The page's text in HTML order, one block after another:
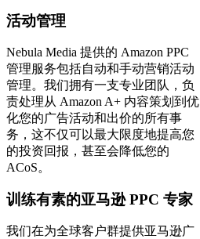
活动管理
Nebula Media 提供的 Amazon PPC
管理服务包括自动和手动营销活动
管理。我们拥有一支专业团队，负
责处理从 Amazon A+ 内容策划到优
化您的广告活动和出价的所有事
务，这不仅可以最大限度地提高您
的投资回报，甚至会降低您的
ACoS。
训练有素的亚马逊 PPC 专家
我们在为全球客户群提供亚马逊广